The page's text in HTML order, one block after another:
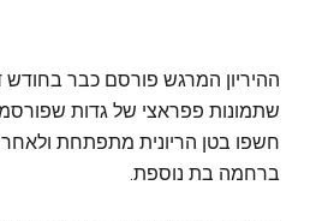
ההיריון המרגש פורסם כבר
שתמונות פפראצי של גדות שפורסמו
חשפו בטן הריונית מתפתחת
ברחמה בת נוספת.